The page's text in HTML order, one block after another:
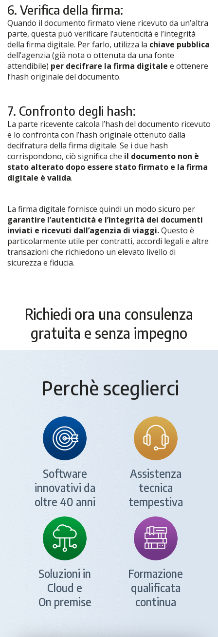
6. Verifica della firma:
Quando il documento firmato viene ricevuto da un’altra
parte, questa può verificare l’autenticità e l’integrità
della firma digitale. Per farlo, utilizza la chiave pubblica
dell’agenzia (già nota o ottenuta da una fonte
attendibile) per decifrare la firma digitale e ottenere
l’hash originale del documento.
7. Confronto degli hash:
La parte ricevente calcola l’hash del documento ricevuto
e lo confronta con l’hash originale ottenuto dalla
decifratura della firma digitale. Se i due hash
corrispondono, ciò significa che il documento non è
stato alterato dopo essere stato firmato e la firma
digitale è valida.
La firma digitale fornisce quindi un modo sicuro per
garantire l’autenticità e l’integrità dei documenti
inviati e ricevuti dall’agenzia di viaggi.Questo è
particolarmente utile per contratti, accordi legali e altre
transazioni che richiedono un elevato livello di
sicurezza e fiducia.
Richiedi ora una consulenza
gratuita e senza impegno
Perchè sceglierci
Software
innovativi da
oltre 40 anni
Assistenza
tecnica
tempestiva
Soluzioni in
Cloud e
On premise
Formazione
qualificata
continua